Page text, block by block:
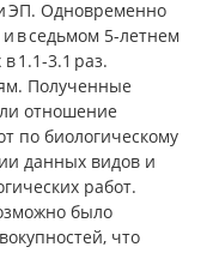
ЭП. Одновременно
в седьмом 5-летнем
1.1-3.1 раз.
Полученные
отношение
по биологическому
данных видов и
работ.
было
что